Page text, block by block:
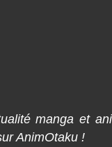
manga et
AnimOtaku !